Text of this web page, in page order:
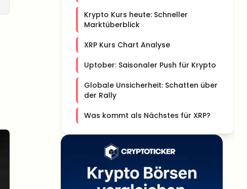
Krypto Kurs heute: Schneller
Marktüberblick
XRP Kurs Chart Analyse
Uptober: Saisonaler Push für Krypto
Globale Unsicherheit: Schatten über
der Rally
Was kommt als Nächstes für XRP?